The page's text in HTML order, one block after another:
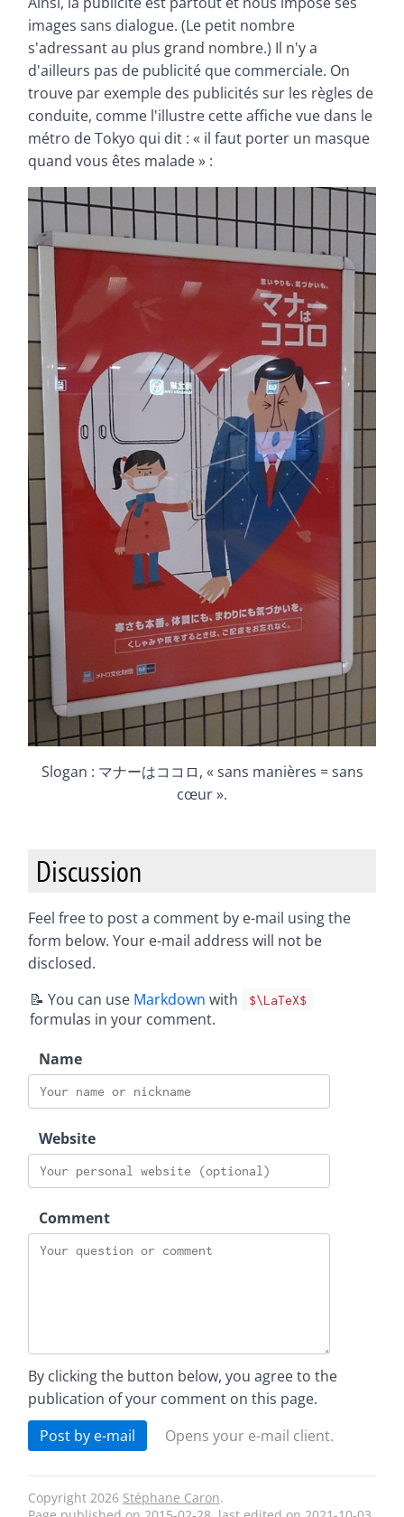
images sans dialogue. (Le petit nombre
s'adressant au plus grand nombre.) Il n'y a
d'ailleurs pas de publicité que commerciale. On
trouve par exemple des publicités sur les règles de
conduite, comme l'illustre cette affiche vue dans le
métro de Tokyo qui dit : « il faut porter un masque
quand vous êtes malade » :
Slogan : マナーはココロ, « sans manières = sans
cœur ».
Discussion
Feel free to post a comment by e-mail using the
form below. Your e-mail address will not be
disclosed.
📝 You can use Markdown with $\LaTeX$
formulas in your comment.
Name
Website
Comment
By clicking the button below, you agree to the
publication of your comment on this page.
Post by e-mail
Opens your e-mail client.
Copyright 2026 Stéphane Caron.